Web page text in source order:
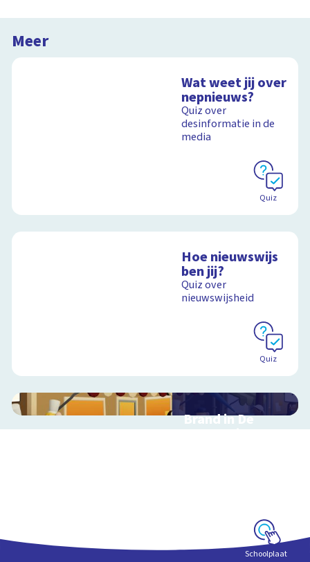
Meer
Wat weet jij over
nepnieuws?
Quiz over
desinformatie in de
media
Quiz
Hoe nieuwswijs
ben jij?
Quiz over
nieuwswijsheid
Quiz
Brand in De
Knapperige
Schoolplaat